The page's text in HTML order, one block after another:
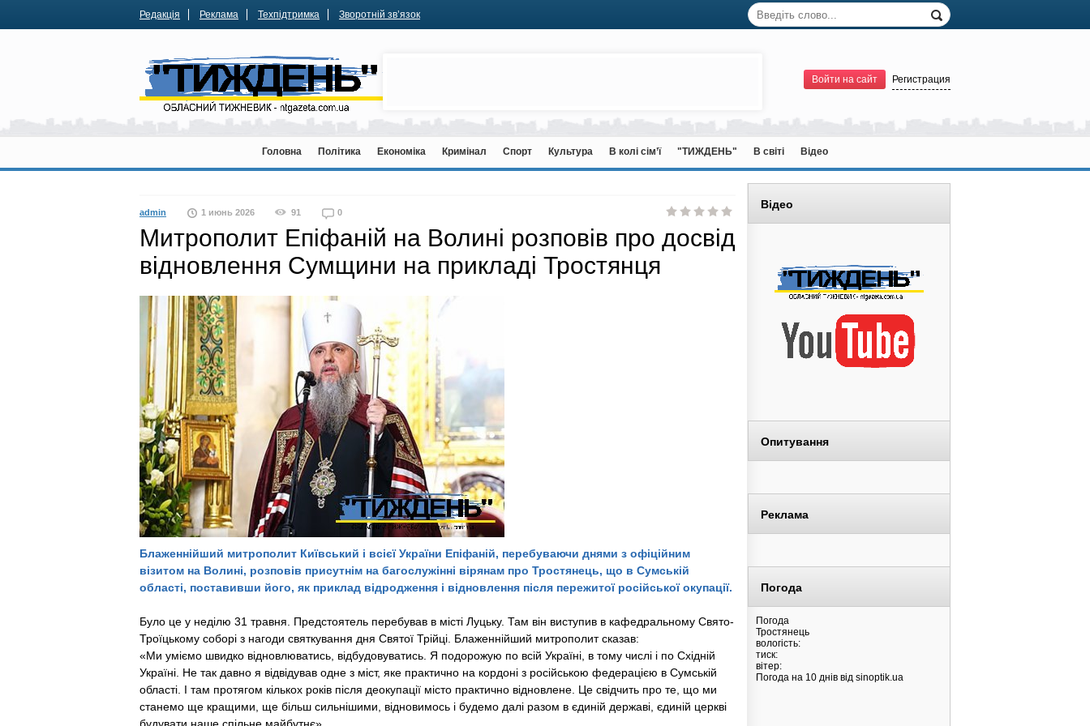
Редакція Реклама Техпідтримка Зворотній зв’язок
Войти на сайт Регистрация
Головна Політика Економіка Кримінал Спорт Культура В колі сім’ї "ТИЖДЕНЬ" В світі Відео
admin 1 июнь 2026 91 0
Митрополит Епіфаній на Волині розповів про досвід
відновлення Сумщини на прикладі Тростянця
Блаженнійший митрополит Київський і всієї України Епіфаній, перебуваючи днями з офіційним
візитом на Волині, розповів присутнім на багослужінні вірянам про Тростянець, що в Сумській
області, поставивши його, як приклад відродження і відновлення після пережитої російської окупації.
Було це у неділю 31 травня. Предстоятель перебував в місті Луцьку. Там він виступив в кафедральному Свято-
Троїцькому соборі з нагоди святкування дня Святої Трійці. Блаженнійший митрополит сказав:
«Ми уміємо швидко відновлюватись, відбудовуватись. Я подорожую по всій Україні, в тому числі і по Східній
Україні. Не так давно я відвідував одне з міст, яке практично на кордоні з російською федерацією в Сумській
області. І там протягом кількох років після деокупації місто практично відновлене. Це свідчить про те, що ми
станемо ще кращими, ще більш сильнішими, відновимось і будемо далі разом в єдиній державі, єдиній церкві
Відео
Опитування
Реклама
Погода
Погода
Тростянець
вологість:
тиск:
вітер:
Погода на 10 днів від sinoptik.ua